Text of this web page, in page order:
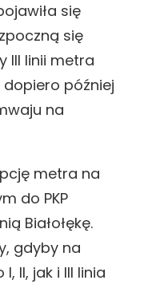
się
się
III linii metra
dopiero później
na
metra na
do PKP
Białołękę.
gdyby na
II, jak i III linia